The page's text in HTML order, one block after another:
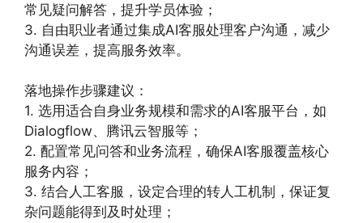
常见疑问解答，提升学员体验；
3. 自由职业者通过集成AI客服处理客户沟通，减少
沟通误差，提高服务效率。
落地操作步骤建议：
1. 选用适合自身业务规模和需求的AI客服平台，如
Dialogflow、腾讯云智服等；
2. 配置常见问答和业务流程，确保AI客服覆盖核心
服务内容；
3. 结合人工客服，设定合理的转人工机制，保证复
杂问题能得到及时处理；